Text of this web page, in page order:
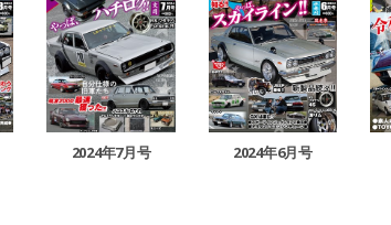
2024年7月号 2024年6月号